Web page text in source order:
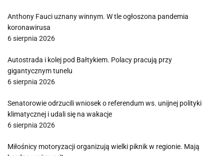
Anthony Fauci uznany winnym. W tle ogłoszona pandemia
koronawirusa
6 sierpnia 2026
Autostrada i kolej pod Bałtykiem. Polacy pracują przy
gigantycznym tunelu
6 sierpnia 2026
Senatorowie odrzucili wniosek o referendum ws. unijnej polityki
klimatycznej i udali się na wakacje
6 sierpnia 2026
Miłośnicy motoryzacji organizują wielki piknik w regionie. Mają